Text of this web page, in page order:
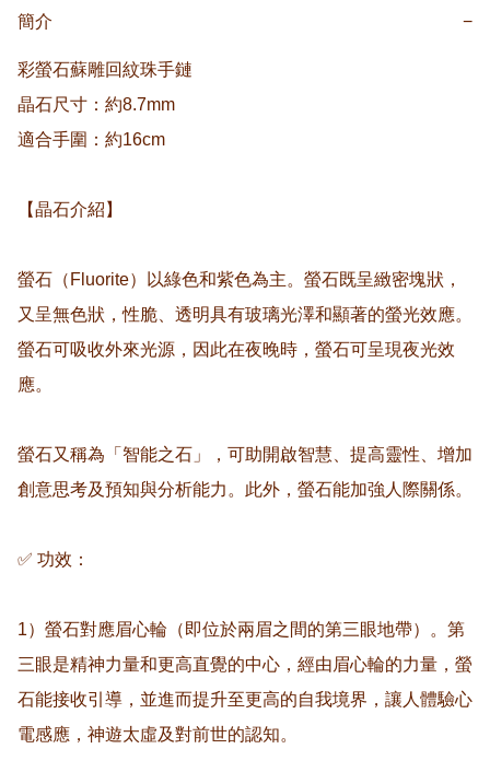
簡介 −
彩螢石蘇雕回紋珠手鏈
晶石尺寸：約8.7mm
適合手圍：約16cm
【晶石介紹】
螢石（Fluorite）以綠色和紫色為主。螢石既呈緻密塊狀，
又呈無色狀，性脆、透明具有玻璃光澤和顯著的螢光效應。
螢石可吸收外來光源，因此在夜晚時，螢石可呈現夜光效
應。
螢石又稱為「智能之石」，可助開啟智慧、提高靈性、增加
創意思考及預知與分析能力。此外，螢石能加強人際關係。
✅ 功效：
1）螢石對應眉心輪（即位於兩眉之間的第三眼地帶）。第
三眼是精神力量和更高直覺的中心，經由眉心輪的力量，螢
石能接收引導，並進而提升至更高的自我境界，讓人體驗心
電感應，神遊太虛及對前世的認知。